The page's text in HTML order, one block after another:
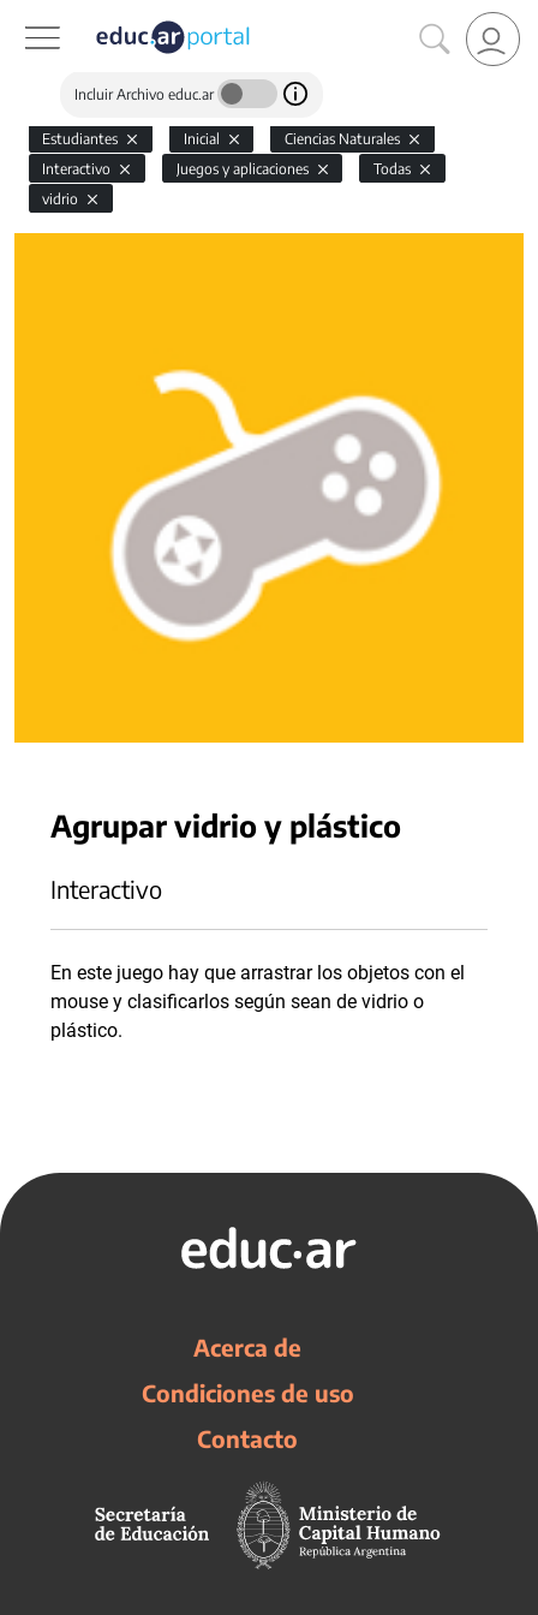
Incluir Archivo educ.ar
Estudiantes Inicial
Ciencias Naturales
Interactivo
Juegos y aplicaciones
Todas
vidrio
Agrupar vidrio y plástico
Interactivo
En este juego hay que arrastrar los objetos con el
mouse y clasificarlos según sean de vidrio o
plástico.
Acerca de
Condiciones de uso
Contacto